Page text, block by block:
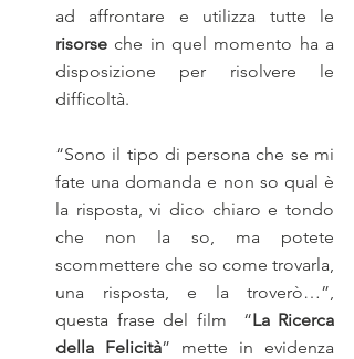
risorse che in quel momento ha a
disposizione per risolvere le
difficoltà.
“Sono il tipo di persona che se mi
fate una domanda e non so qual è
la risposta, vi dico chiaro e tondo
che non la so, ma potete
scommettere che so come trovarla,
una risposta, e la troverò…”,
questa frase del film  “La Ricerca
della Felicità” mette in evidenza